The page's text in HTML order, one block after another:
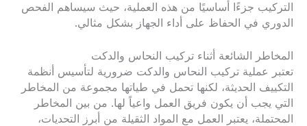
التركيب جزءًا أساسيًا من هذه العملية، حيث سيساهم الفحص
الدوري في الحفاظ على أداء الجهاز بشكل مثالي.
المخاطر الشائعة أثناء تركيب النحاس والدكت
تعتبر عملية تركيب النحاس والدكت ضرورية لتأسيس أنظمة
التكييف الحديثة، لكنها تحمل في طياتها مجموعة من المخاطر
التي يجب أن يكون فريق العمل واعياً لها. من بين المخاطر
المحتملة، يعتبر العمل مع المواد الثقيلة من أبرز التحديات،